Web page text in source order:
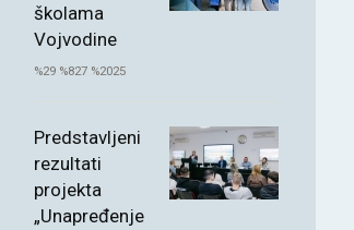
školama
Vojvodine
%29 %827 %2025
Predstavljeni
rezultati
projekta
„Unapređenje